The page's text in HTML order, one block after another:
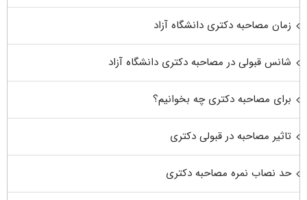
زمان مصاحبه دکتری دانشگاه آزاد
شانس قبولی در مصاحبه دکتری دانشگاه آزاد
برای مصاحبه دکتری چه بخوانیم؟
تاثیر مصاحبه در قبولی دکتری
حد نصاب نمره مصاحبه دکتری